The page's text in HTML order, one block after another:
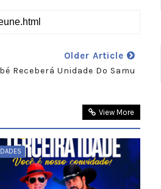
Older Article
Receberá Unidade Do Samu
View More